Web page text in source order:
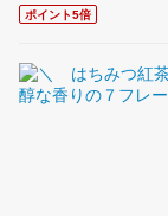
ポイント5倍